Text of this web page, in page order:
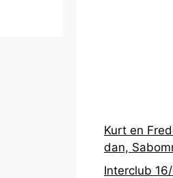
Kurt en
dan,
Interclub